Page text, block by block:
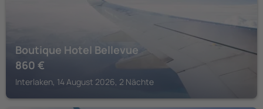
Boutique Hotel Bellevue
860 €
Interlaken, 14 August 2026, 2 Nächte